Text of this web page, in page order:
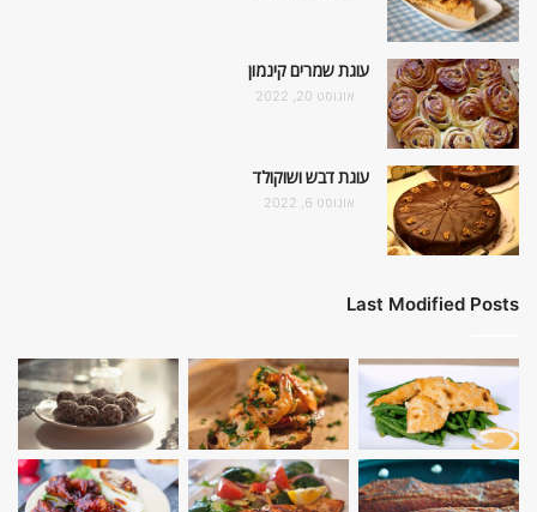
עוגת שמרים קינמון
אוגוסט 20, 2022
עוגת דבש ושוקולד
אוגוסט 6, 2022
Last Modified Posts